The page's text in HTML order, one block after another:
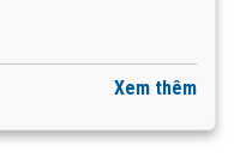
Xem thêm